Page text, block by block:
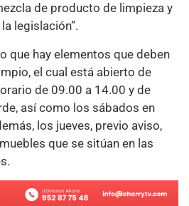
de producto de limpieza y
legislación”.
que hay elementos que deben
el cual está abierto de
de 09.00 a 14.00 y de
así como los sábados en
los jueves, previo aviso,
que se sitúan en las